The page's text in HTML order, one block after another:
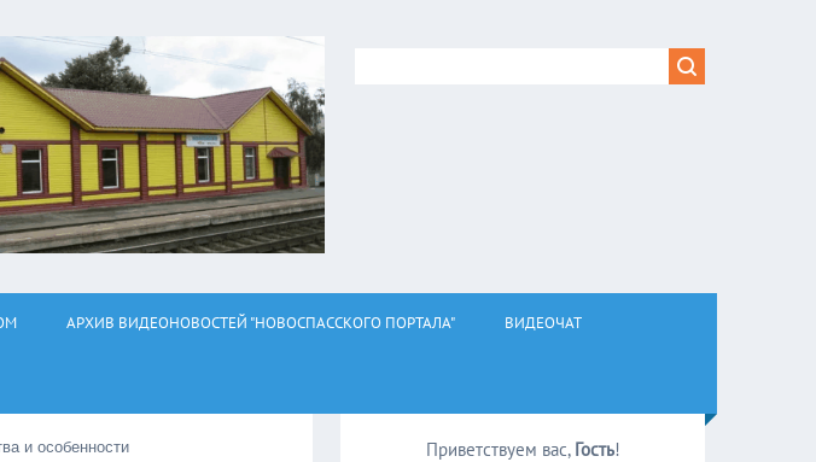
АРХИВ ВИДЕОНОВОСТЕЙ "НОВОСПАССКОГО ПОРТАЛА" ВИДЕОЧАТ
и особенности Приветствуем вас, Гость!